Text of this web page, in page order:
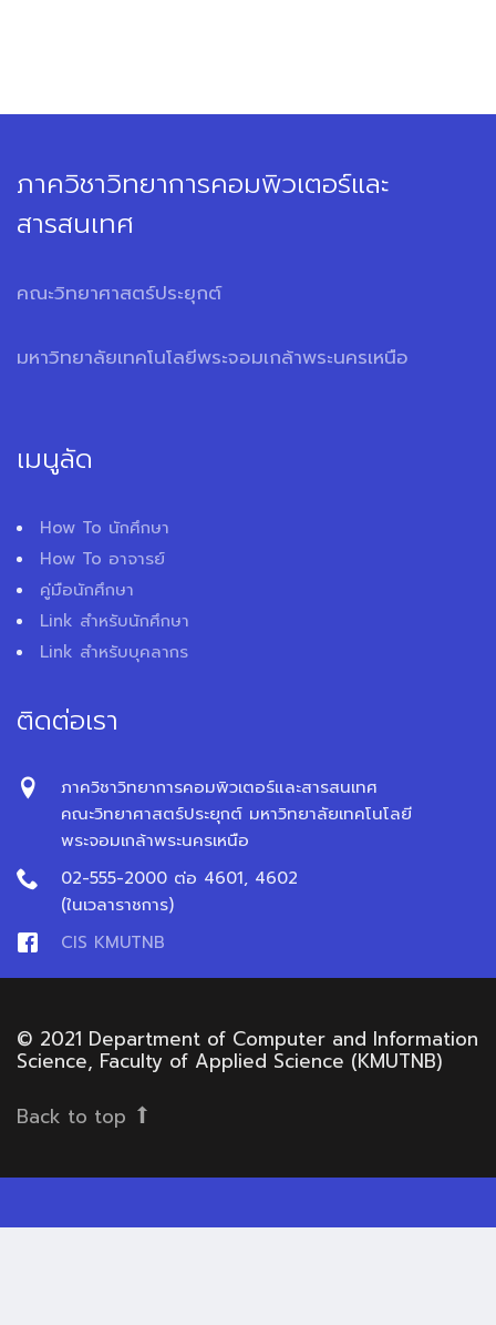
ภาควิชาวิทยาการคอมพิวเตอร์และ
สารสนเทศ
คณะวิทยาศาสตร์ประยุกต์
มหาวิทยาลัยเทคโนโลยีพระจอมเกล้าพระนครเหนือ
เมนูลัด
How To นักศึกษา
How To อาจารย์
คู่มือนักศึกษา
Link สำหรับนักศึกษา
Link สำหรับบุคลากร
ติดต่อเรา
ภาควิชาวิทยาการคอมพิวเตอร์และสารสนเทศ
คณะวิทยาศาสตร์ประยุกต์ มหาวิทยาลัยเทคโนโลยี
พระจอมเกล้าพระนครเหนือ
02-555-2000 ต่อ 4601, 4602
(ในเวลาราชการ)
CIS KMUTNB
© 2021 Department of Computer and Information
Science, Faculty of Applied Science (KMUTNB)
Back to top